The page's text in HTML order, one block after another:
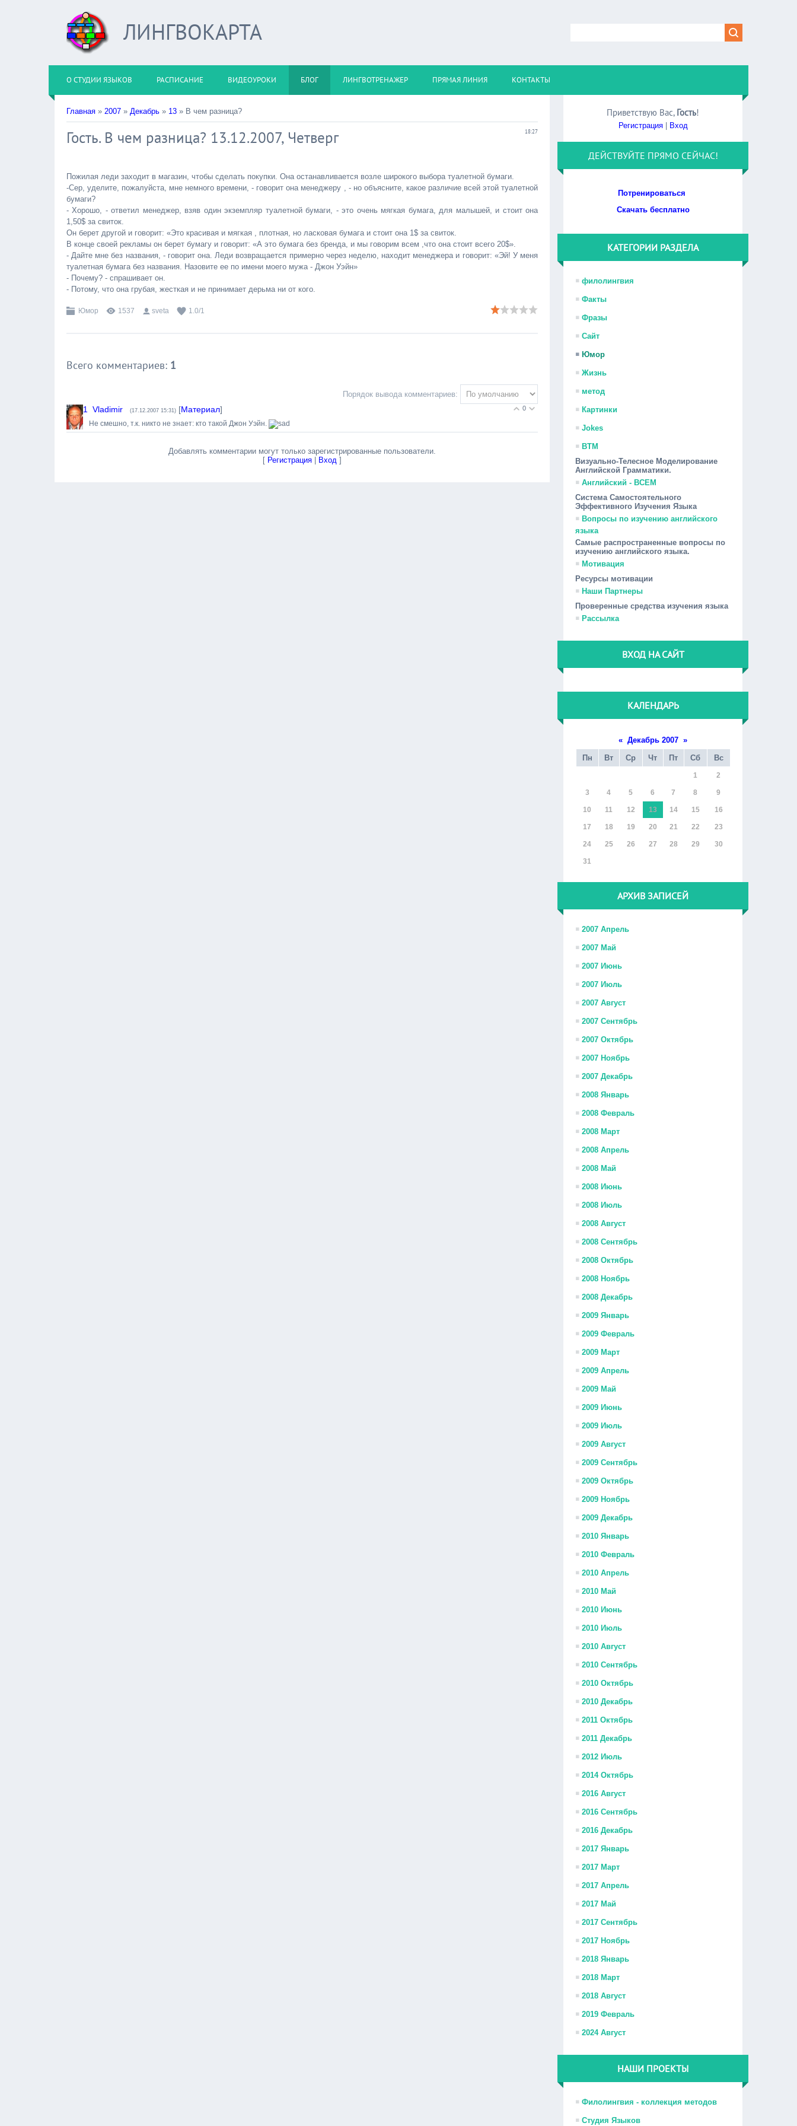
ЛИНГВОКАРТА
О СТУДИИ ЯЗЫКОВ РАСПИСАНИЕ ВИДЕОУРОКИ БЛОГ ЛИНГВОТРЕНАЖЕР ПРЯМАЯ ЛИНИЯ КОНТАКТЫ
Главная » 2007 » Декабрь » 13 » В чем разница?
18:27
Гость. В чем разница? 13.12.2007, Четверг
Пожилая леди заходит в магазин, чтобы сделать покупки. Она останавливается возле широкого выбора туалетной бумаги.
-Сер, уделите, пожалуйста, мне немного времени, - говорит она менеджеру , - но объясните, какое различие всей этой туалетной
бумаги?
- Хорошо, - ответил менеджер, взяв один экземпляр туалетной бумаги, - это очень мягкая бумага, для малышей, и стоит она
1,50$ за свиток.
Он берет другой и говорит: «Это красивая и мягкая , плотная, но ласковая бумага и стоит она 1$ за свиток.
В конце своей рекламы он берет бумагу и говорит: «А это бумага без бренда, и мы говорим всем ,что она стоит всего 20$».
- Дайте мне без названия, - говорит она. Леди возвращается примерно через неделю, находит менеджера и говорит: «Эй! У меня
туалетная бумага без названия. Назовите ее по имени моего мужа - Джон Уэйн»
- Почему? - спрашивает он.
- Потому, что она грубая, жесткая и не принимает дерьма ни от кого.
Юмор 1537 sveta 1.0/1
Всего комментариев: 1
Порядок вывода комментариев:
0
1 Vladimir (17.12.2007 15:31) [Материал]
Не смешно, т.к. никто не знает: кто такой Джон Уэйн.
Добавлять комментарии могут только зарегистрированные пользователи.
[ Регистрация Вход ]
Приветствую Вас, Гость!
Регистрация| Вход
ДЕЙСТВУЙТЕ ПРЯМО СЕЙЧАС!
Потренироваться
Скачать бесплатно
КАТЕГОРИИ РАЗДЕЛА
филолингвия
Факты
Фразы
Сайт
Юмор
Жизнь
метод
Картинки
Jokes
ВТМ
Визуально-Телесное Моделирование
Английской Грамматики.
Английский - ВСЕМ
Система Самостоятельного
Эффективного Изучения Языка
Вопросы по изучению английского
языка
Самые распространенные вопросы по
изучению английского языка.
Мотивация
Ресурсы мотивации
Наши Партнеры
Проверенные средства изучения языка
Рассылка
ВХОД НА САЙТ
КАЛЕНДАРЬ
« Декабрь 2007 »
Пн
Вт Ср Чт Пт Сб Вс
1 2
3 4 5 6 7 8 9
10 11 12 13 14 15 16
17 18 19 20 21 22 23
24 25 26 27 28 29 30
31
АРХИВ ЗАПИСЕЙ
2007 Апрель
2007 Май
2007 Июнь
2007 Июль
2007 Август
2007 Сентябрь
2007 Октябрь
2007 Ноябрь
2007 Декабрь
2008 Январь
2008 Февраль
2008 Март
2008 Апрель
2008 Май
2008 Июнь
2008 Июль
2008 Август
2008 Сентябрь
2008 Октябрь
2008 Ноябрь
2008 Декабрь
2009 Январь
2009 Февраль
2009 Март
2009 Апрель
2009 Май
2009 Июнь
2009 Июль
2009 Август
2009 Сентябрь
2009 Октябрь
2009 Ноябрь
2009 Декабрь
2010 Январь
2010 Февраль
2010 Апрель
2010 Май
2010 Июнь
2010 Июль
2010 Август
2010 Сентябрь
2010 Октябрь
2010 Декабрь
2011 Октябрь
2011 Декабрь
2012 Июль
2014 Октябрь
2016 Август
2016 Сентябрь
2016 Декабрь
2017 Январь
2017 Март
2017 Апрель
2017 Май
2017 Сентябрь
2017 Ноябрь
2018 Январь
2018 Март
2018 Август
2019 Февраль
2024 Август
НАШИ ПРОЕКТЫ
Филолингвия - коллекция методов
Студия Языков